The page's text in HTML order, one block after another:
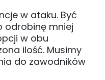
w ataku. Być
odrobinę mniej
w obu
ilość. Musimy
do zawodników